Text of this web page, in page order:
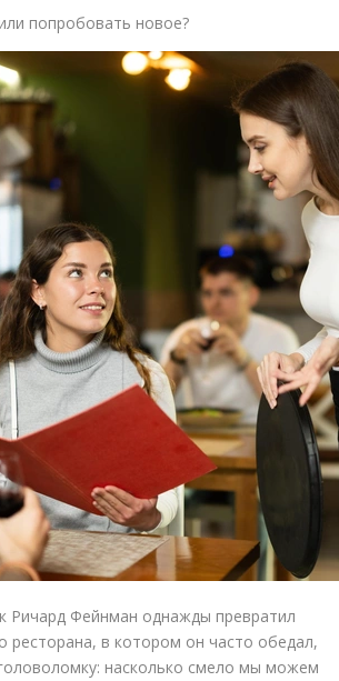
попробовать новое?
Ричард Фейнман однажды превратил
ресторана, в котором он часто обедал,
насколько смело мы можем